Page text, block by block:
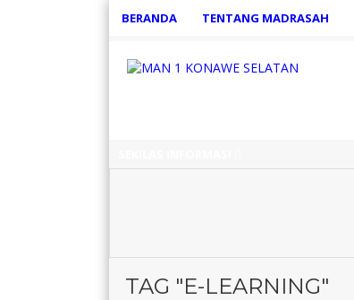
BERANDA TENTANG MADRASAH
TAG "E-LEARNING"